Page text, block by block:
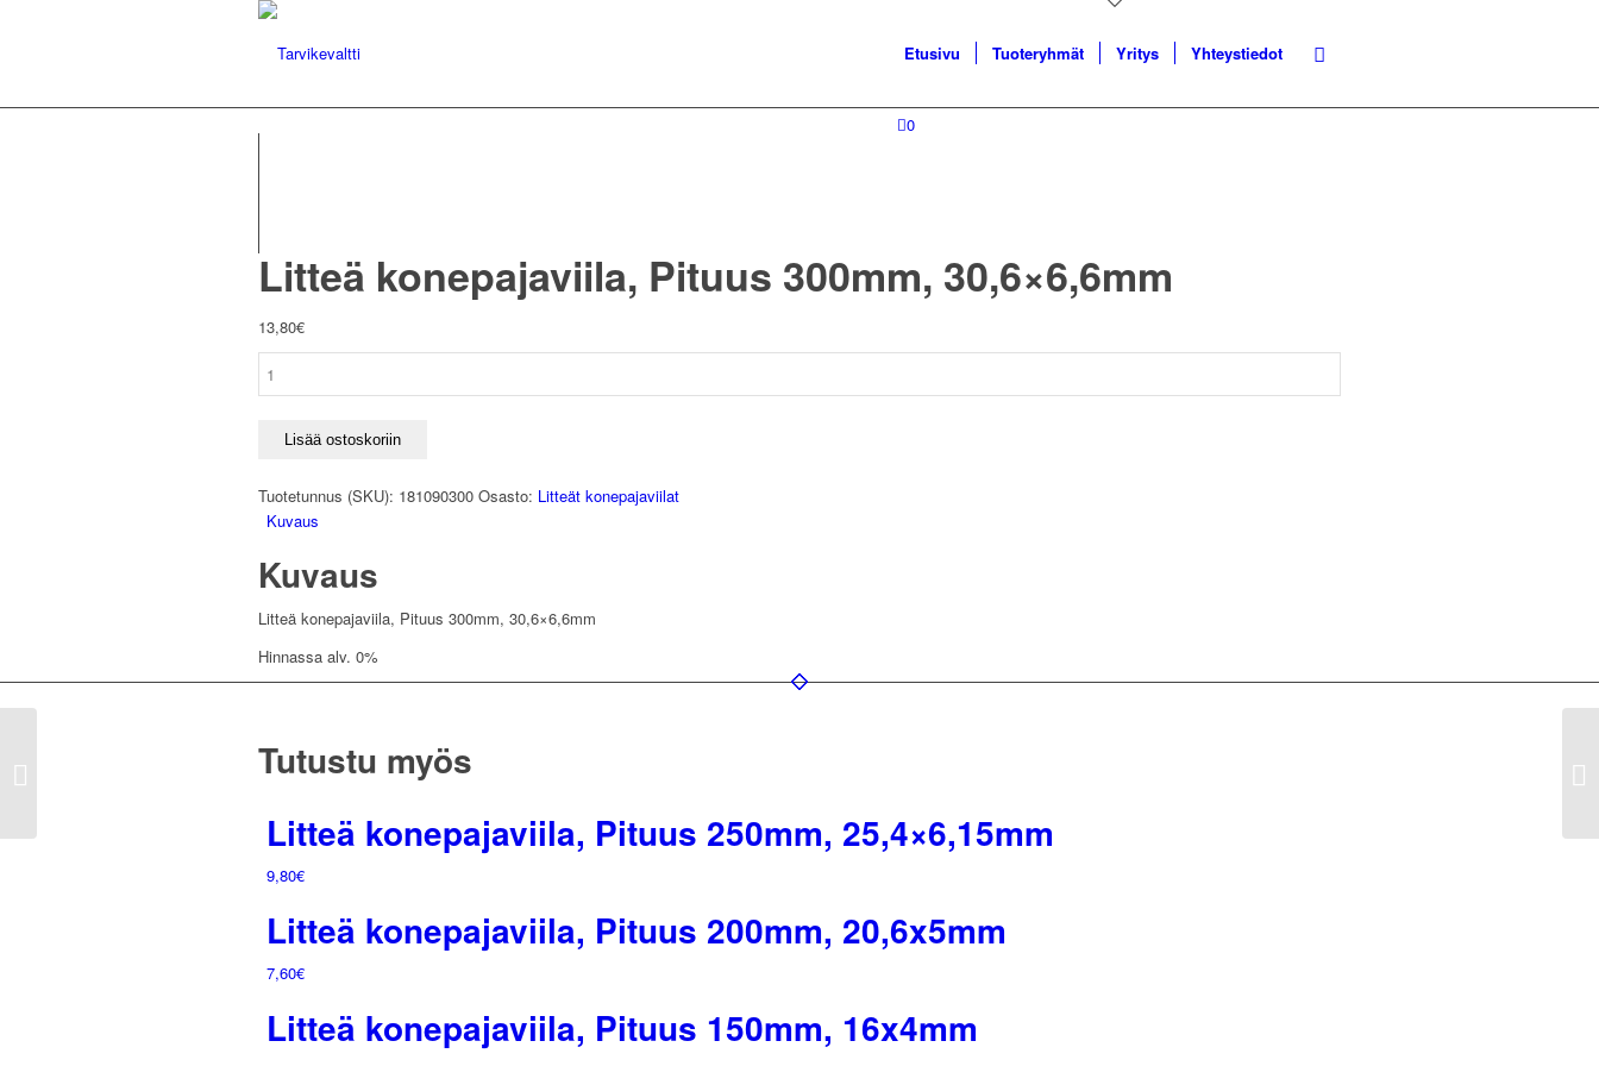
Etusivu Tuoteryhmät Yritys Yhteystiedot
0
Litteä konepajaviila, Pituus 300mm, 30,6×6,6mm
13,80€
300mm,
määrä
Lisää ostoskoriin
Tuotetunnus (SKU): 181090300 Osasto: Litteät konepajaviilat
Kuvaus
Kuvaus
Litteä konepajaviila, Pituus 300mm, 30,6×6,6mm
Hinnassa alv. 0%
Tutustu myös
Litteä konepajaviila, Pituus 250mm, 25,4×6,15mm
9,80€
Litteä konepajaviila, Pituus 200mm, 20,6x5mm
7,60€
Litteä konepajaviila, Pituus 150mm, 16x4mm